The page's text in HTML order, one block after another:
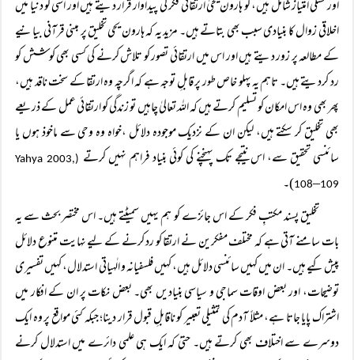
اور نسلی امتیاز شامل ہیں، کو ہارون یحیٰ ارتقائی فکر کی پیداوار قرار دیتے ہیں اور اسی کو دنیا میں
اخلاقی زوال کا بنیادی سبب بھی بتاتے ہیں۔ مزید یہ کہ ہارون یحی تخلیق پر مبنی قرآنی بیانیے
کے مطالعہ پر زور دیتے ہیں اور اس میں ارتقائی تصور کو تلاش کرنے کی کسی بھی کوشش کو
رد کردیتے ہیں۔ تاہم یہ پہلو خاص طور پر قابلِ توجہ ہے کہ اگرچہ وہ ارتقا کے سخت ناقد ہیں،
پھر بھی وہ اس امکان کو تسلیم کرتے ہیں کہ اللہ تعالیٰ چاہیں تو زندگی کو ارتقائی عمل کے ذریعے
بھی تخلیق کر سکتے ہیں، لیکن ان کے نزدیک موجودہ دلائل ،خواہ وہ وحی سے ماخوذ ہوں یا
سائنسی تحقیق سے، اس نتیجے تک پہنچنے کی کوئی بنیاد فراہم نہیں کرتے (
Yahya 2003,
108–109
)۔
تخلیق پسند مکتبِ فکر کے اس جائزے کو ہم یہیں سمیٹتے ہیں۔ اس مختصر بحث سے یہ
بات سامنے آتی ہے کہ مختلف مفکرین نے ارتقا کو رد کرنے کے لیے نہایت متنوع دلائل
پیش کیے ہیں۔ ان میں کہیں سائنسی دلائل ہیں، کہیں فلسفیانہ و الٰہیاتی استدلال، کہیں تفسیری
توضیحات، اور بعض اوقات سماجی و سیاسی بنیادیں بھی۔ بعض نکات پر ان کے افکار میں
اشتراک پایا جاتا ہے، مثلاً آدم کی تمثیلی تعبیر کو ناقابلِ قبول قرار دینا؛ جبکہ کئی مواقع پر وہ ایک
دوسرے سے اختلاف بھی کرتے ہیں۔ حتیٰ کہ ایک ہی علمی دائرے میں استدلال کرنے